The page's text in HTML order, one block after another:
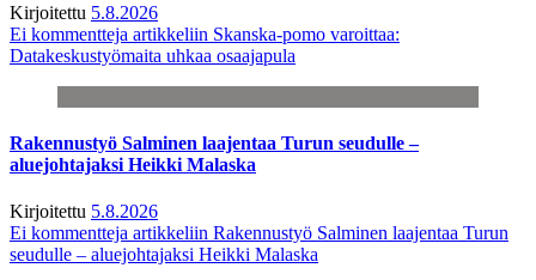
Kirjoitettu 5.8.2026
Ei kommentteja artikkeliin Skanska-pomo varoittaa:
Datakeskustyömaita uhkaa osaajapula
Rakennustyö Salminen laajentaa Turun seudulle –
aluejohtajaksi Heikki Malaska
Kirjoitettu 5.8.2026
Ei kommentteja artikkeliin Rakennustyö Salminen laajentaa Turun
seudulle – aluejohtajaksi Heikki Malaska